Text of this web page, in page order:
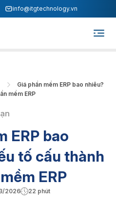
info@itgtechnology.vn
Giá phần mềm ERP bao nhiêu?
mềm ERP
ERP bao
tố cấu thành
ERP
2026 22 phút